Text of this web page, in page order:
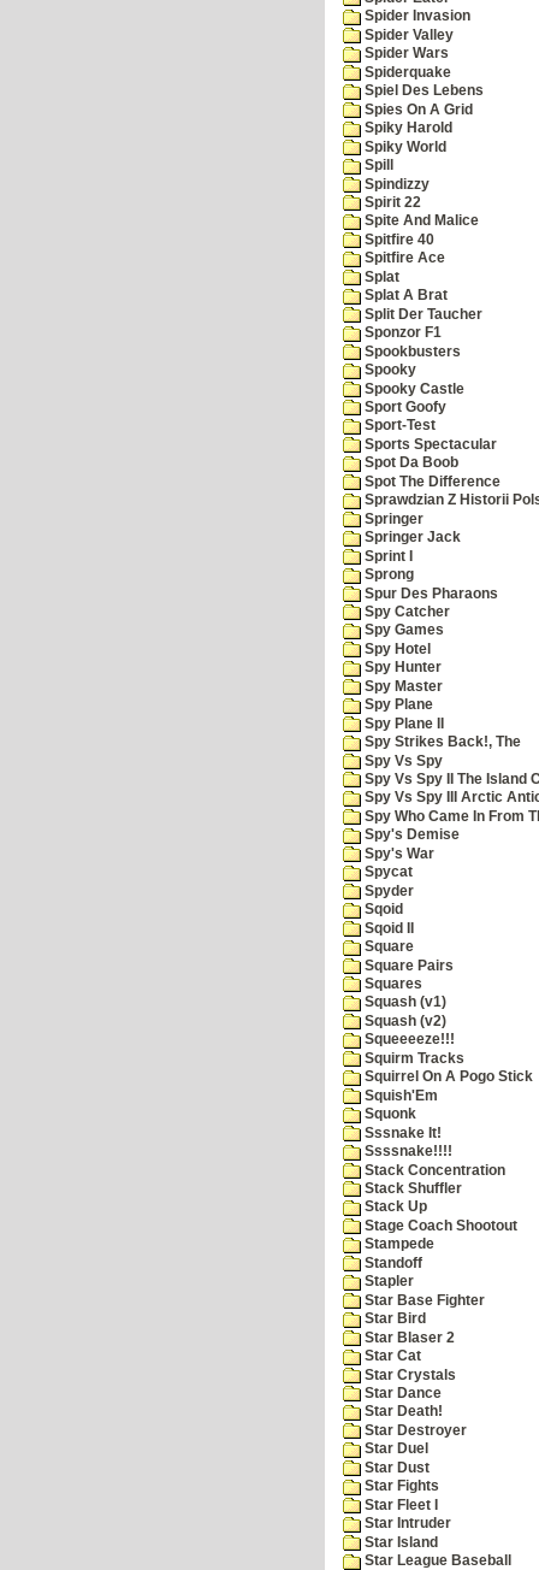
Spider Invasion
Spider Valley
Spider Wars
Spiderquake
Spiel Des Lebens
Spies On A Grid
Spiky Harold
Spiky World
Spill
Spindizzy
Spirit 22
Spite And Malice
Spitfire 40
Spitfire Ace
Splat
Splat A Brat
Split Der Taucher
Sponzor F1
Spookbusters
Spooky
Spooky Castle
Sport Goofy
Sport-Test
Sports Spectacular
Spot Da Boob
Spot The Difference
Sprawdzian Z Historii
Springer
Springer Jack
Sprint I
Sprong
Spur Des Pharaons
Spy Catcher
Spy Games
Spy Hotel
Spy Hunter
Spy Master
Spy Plane
Spy Plane II
Spy Strikes Back!, The
Spy Vs Spy
Spy Vs Spy II The Island
Spy Vs Spy III Arctic
Spy Who Came In From
Spy's Demise
Spy's War
Spycat
Spyder
Sqoid
Sqoid II
Square
Square Pairs
Squares
Squash (v1)
Squash (v2)
Squeeeeze!!!
Squirm Tracks
Squirrel On A Pogo Stick
Squish'Em
Squonk
Sssnake It!
Ssssnake!!!!
Stack Concentration
Stack Shuffler
Stack Up
Stage Coach Shootout
Stampede
Standoff
Stapler
Star Base Fighter
Star Bird
Star Blaser 2
Star Cat
Star Crystals
Star Dance
Star Death!
Star Destroyer
Star Duel
Star Dust
Star Fights
Star Fleet I
Star Intruder
Star Island
Star League Baseball